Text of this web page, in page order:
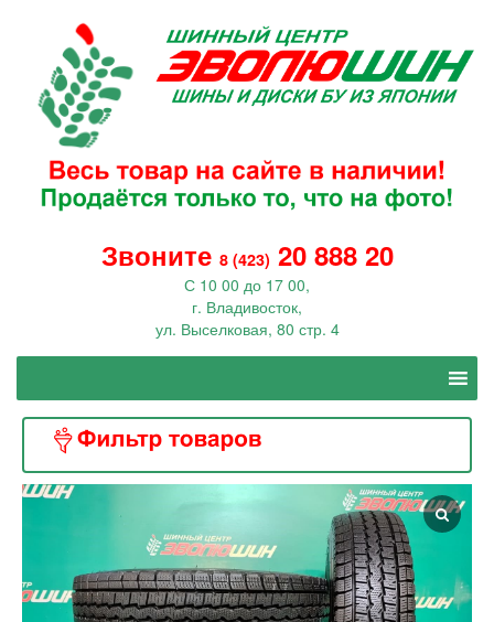
Звоните 8 (423) 20 888 20
С 10 00 до 17 00,
г. Владивосток,
ул. Выселковая, 80 стр. 4